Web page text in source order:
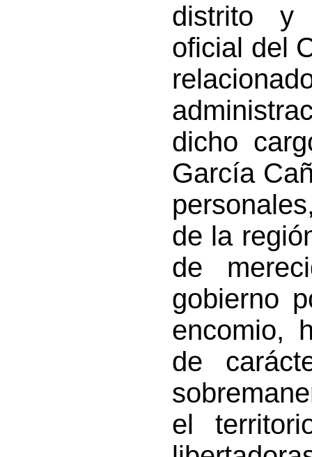
distrito y
oficial del
dicho
García
de la
de
gobierno
encomio,
de
el